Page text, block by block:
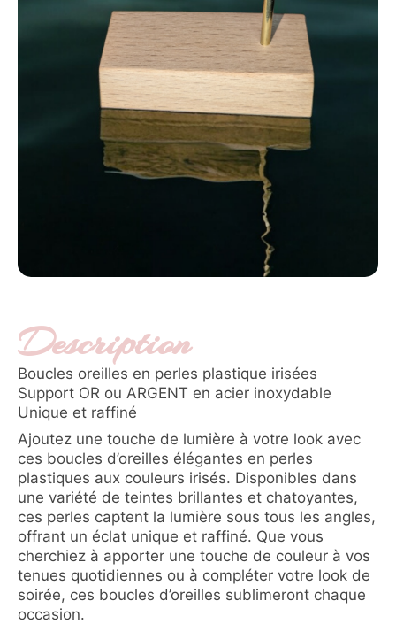
Description
Boucles oreilles en perles plastique irisées
Support OR ou ARGENT en acier inoxydable
Unique et raffiné
Ajoutez une touche de lumière à votre look avec
ces boucles d’oreilles élégantes en perles
plastiques aux couleurs irisés. Disponibles dans
une variété de teintes brillantes et chatoyantes,
ces perles captent la lumière sous tous les angles,
offrant un éclat unique et raffiné. Que vous
cherchiez à apporter une touche de couleur à vos
tenues quotidiennes ou à compléter votre look de
soirée, ces boucles d’oreilles sublimeront chaque
occasion.